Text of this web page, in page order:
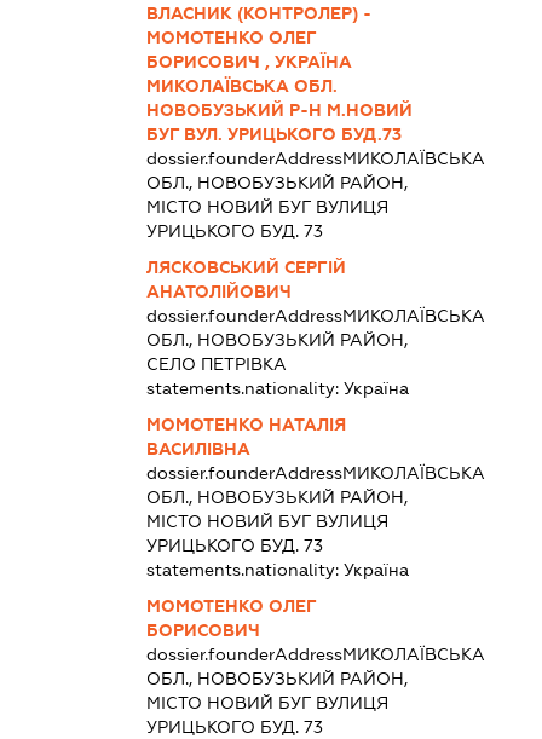
ВЛАСНИК (КОНТРОЛЕР) -
МОМОТЕНКО ОЛЕГ
БОРИСОВИЧ , УКРАЇНА
МИКОЛАЇВСЬКА ОБЛ.
НОВОБУЗЬКИЙ Р-Н М.НОВИЙ
БУГ ВУЛ. УРИЦЬКОГО БУД.73
dossier.founderAddressМИКОЛАЇВСЬКА
ОБЛ., НОВОБУЗЬКИЙ РАЙОН,
МІСТО НОВИЙ БУГ ВУЛИЦЯ
УРИЦЬКОГО БУД. 73
ЛЯСКОВСЬКИЙ СЕРГІЙ
АНАТОЛІЙОВИЧ
dossier.founderAddressМИКОЛАЇВСЬКА
ОБЛ., НОВОБУЗЬКИЙ РАЙОН,
СЕЛО ПЕТРІВКА
statements.nationality:Україна
МОМОТЕНКО НАТАЛІЯ
ВАСИЛІВНА
dossier.founderAddressМИКОЛАЇВСЬКА
ОБЛ., НОВОБУЗЬКИЙ РАЙОН,
МІСТО НОВИЙ БУГ ВУЛИЦЯ
УРИЦЬКОГО БУД. 73
statements.nationality:Україна
МОМОТЕНКО ОЛЕГ
БОРИСОВИЧ
dossier.founderAddressМИКОЛАЇВСЬКА
ОБЛ., НОВОБУЗЬКИЙ РАЙОН,
МІСТО НОВИЙ БУГ ВУЛИЦЯ
УРИЦЬКОГО БУД. 73